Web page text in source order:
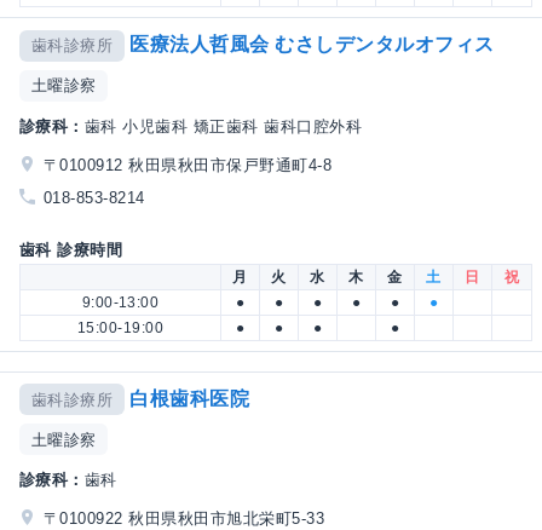
歯科診療所 医療法人哲風会 むさしデンタルオフィス
土曜診察
診療科： 歯科 小児歯科 矯正歯科 歯科口腔外科
〒0100912 秋田県秋田市保戸野通町4-8
018-853-8214
歯科 診療時間
月 火 水 木 金 土 日
祝
9:00-13:00
● ● ● ● ●
●
15:00-19:00
● ● ● ●
歯科診療所 白根歯科医院
土曜診察
診療科： 歯科
〒0100922 秋田県秋田市旭北栄町5-33